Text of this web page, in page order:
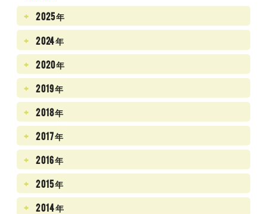
2025年
2024年
2020年
2019年
2018年
2017年
2016年
2015年
2014年